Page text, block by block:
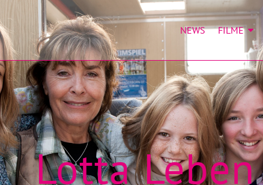
NEWS FILME
Lotta Leben